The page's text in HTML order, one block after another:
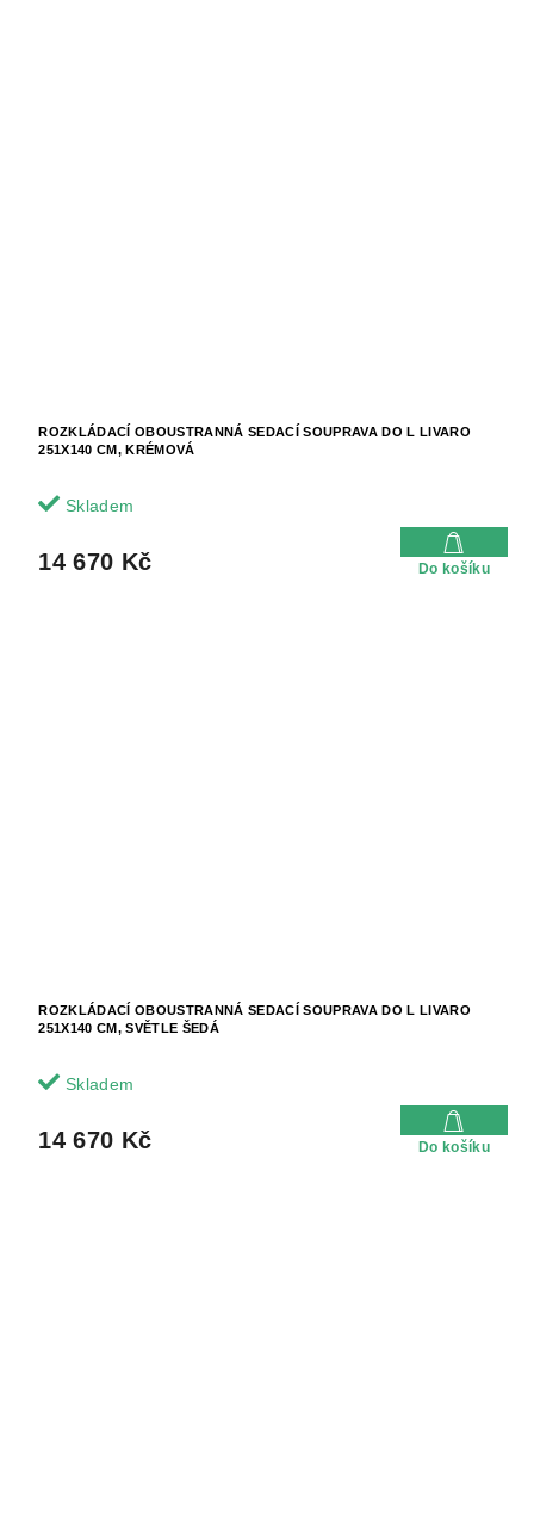
ROZKLÁDACÍ OBOUSTRANNÁ SEDACÍ SOUPRAVA DO L LIVARO
251X140 CM, KRÉMOVÁ
Skladem
14 670 Kč Do košíku
ROZKLÁDACÍ OBOUSTRANNÁ SEDACÍ SOUPRAVA DO L LIVARO
251X140 CM, SVĚTLE ŠEDÁ
Skladem
14 670 Kč Do košíku